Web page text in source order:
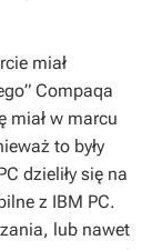
miał
Compaqa
miał w marcu
to były
dzieliły się na
z IBM PC.
lub nawet